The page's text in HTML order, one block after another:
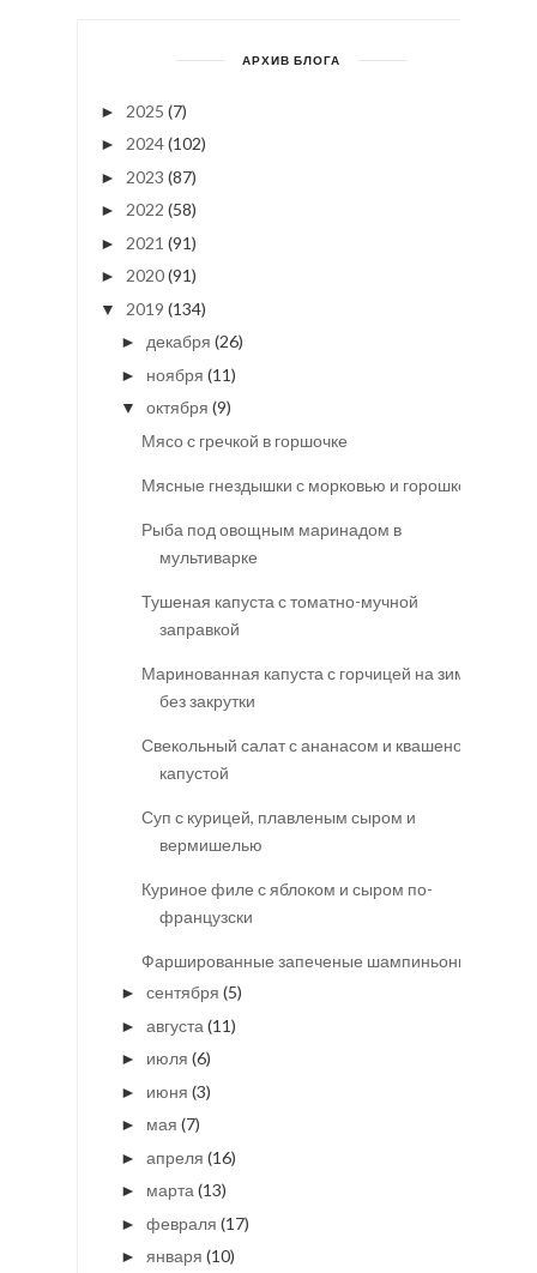
АРХИВ БЛОГА
► 2025 (7)
► 2024(102)
► 2023 (87)
► 2022 (58)
► 2021 (91)
► 2020(91)
▼ 2019 (134)
► декабря (26)
► ноября (11)
▼ октября (9)
Мясо с гречкой в горшочке
Мясные гнездышки с морковью и горошком
Рыба под овощным маринадом в
мультиварке
Тушеная капуста с томатно-мучной
заправкой
Маринованная капуста с горчицей на зиму
без закрутки
Свекольный салат с ананасом и квашеной
капустой
Суп с курицей, плавленым сыром и
вермишелью
Куриное филе с яблоком и сыром по-
французски
Фаршированные запеченые шампиньоны
► сентября (5)
► августа (11)
► июля (6)
► июня (3)
► мая (7)
► апреля (16)
► марта (13)
► февраля (17)
► января (10)